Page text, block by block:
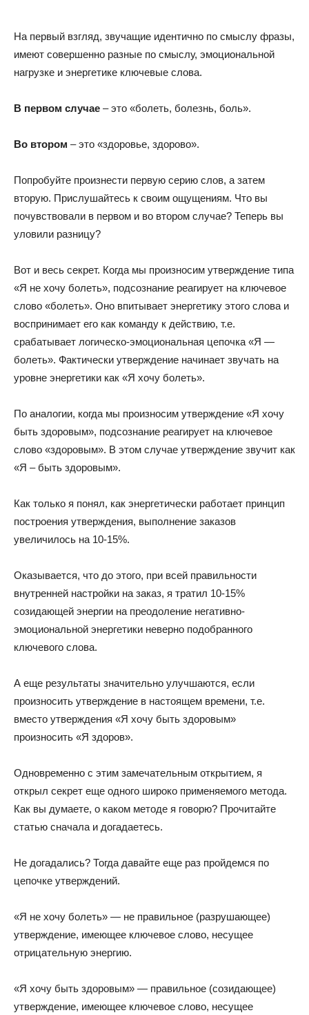
На первый взгляд, звучащие идентично по смыслу фразы,
имеют совершенно разные по смыслу, эмоциональной
нагрузке и энергетике ключевые слова.
В первом случае – это «болеть, болезнь, боль».
Во втором – это «здоровье, здорово».
Попробуйте произнести первую серию слов, а затем
вторую. Прислушайтесь к своим ощущениям. Что вы
почувствовали в первом и во втором случае? Теперь вы
уловили разницу?
Вот и весь секрет. Когда мы произносим утверждение типа
«Я не хочу болеть», подсознание реагирует на ключевое
слово «болеть». Оно впитывает энергетику этого слова и
воспринимает его как команду к действию, т.е.
срабатывает логическо-эмоциональная цепочка «Я —
болеть». Фактически утверждение начинает звучать на
уровне энергетики как «Я хочу болеть».
По аналогии, когда мы произносим утверждение «Я хочу
быть здоровым», подсознание реагирует на ключевое
слово «здоровым». В этом случае утверждение звучит как
«Я – быть здоровым».
Как только я понял, как энергетически работает принцип
построения утверждения, выполнение заказов
увеличилось на 10-15%.
Оказывается, что до этого, при всей правильности
внутренней настройки на заказ, я тратил 10-15%
созидающей энергии на преодоление негативно-
эмоциональной энергетики неверно подобранного
ключевого слова.
А еще результаты значительно улучшаются, если
произносить утверждение в настоящем времени, т.е.
вместо утверждения «Я хочу быть здоровым»
произносить «Я здоров».
Одновременно с этим замечательным открытием, я
открыл секрет еще одного широко применяемого метода.
Как вы думаете, о каком методе я говорю? Прочитайте
статью сначала и догадаетесь.
Не догадались? Тогда давайте еще раз пройдемся по
цепочке утверждений.
«Я не хочу болеть» — не правильное (разрушающее)
утверждение, имеющее ключевое слово, несущее
отрицательную энергию.
«Я хочу быть здоровым» — правильное (созидающее)
утверждение, имеющее ключевое слово, несущее